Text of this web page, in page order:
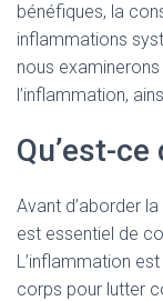
bénéfiques, la
inflammations
nous
l’inflammation,
Qu’est-
Avant d’aborder
est essentiel de
L’inflammation
corps pour lutter